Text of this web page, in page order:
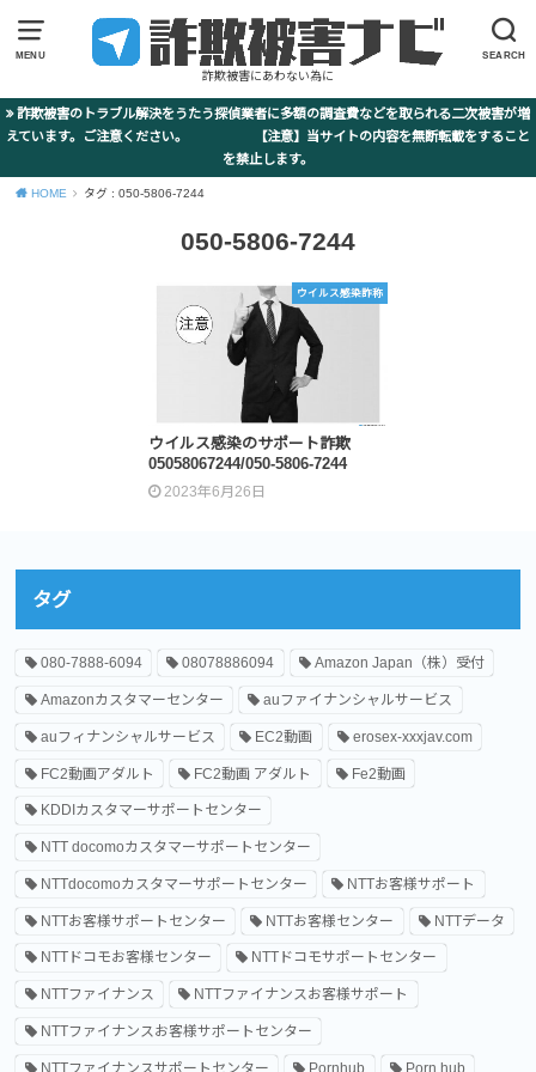
MENU SEARCH
詐欺被害にあわない為に
詐欺被害のトラブル解決をうたう探偵業者に多額の調査費などを取られる二次被害が増
えています。ご注意ください。 【注意】当サイトの内容を無断転載をすること
を禁止します。
HOME タグ : 050-5806-7244
050-5806-7244
ウイルス感染詐称
ウイルス感染のサポート詐欺
05058067244/050-5806-7244
2023年6月26日
タグ
080-7888-6094 08078886094 Amazon Japan（株）受付
Amazonカスタマーセンター auファイナンシャルサービス
auフィナンシャルサービス EC2動画 erosex-xxxjav.com
FC2動画アダルト FC2動画 アダルト Fe2動画
KDDIカスタマーサポートセンター
NTT docomoカスタマーサポートセンター
NTTdocomoカスタマーサポートセンター NTTお客様サポート
NTTお客様サポートセンター NTTお客様センター NTTデータ
NTTドコモお客様センター NTTドコモサポートセンター
NTTファイナンス NTTファイナンスお客様サポート
NTTファイナンスお客様サポートセンター
NTTファイナンスサポートセンター Pornhub Porn hub